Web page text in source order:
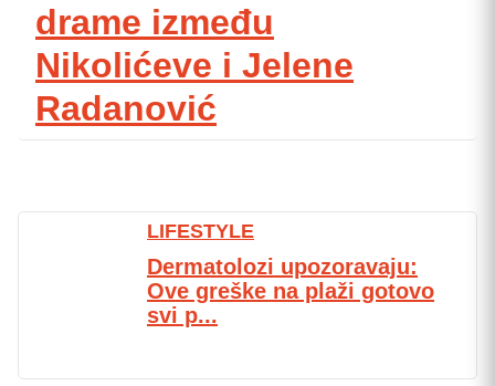
drame između
Nikolićeve i Jelene
Radanović
LIFESTYLE
Dermatolozi upozoravaju:
Ove greške na plaži gotovo
svi p...